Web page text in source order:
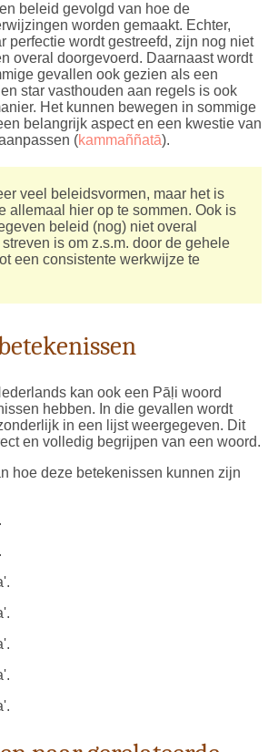
beleid gevolgd van hoe de
worden gemaakt. Echter,
perfectie wordt gestreefd, zijn nog niet
overal doorgevoerd. Daarnaast wordt
gevallen ook gezien als een
star vasthouden aan regels is ook
Het kunnen bewegen in sommige
belangrijk aspect en een kwestie van
(kammaññatā).
veel beleidsvormen, maar het is
allemaal hier op te sommen. Ook is
beleid (nog) niet overal
is om z.s.m. door de gehele
een consistente werkwijze te
kan ook een Pāḷi woord
hebben. In die gevallen wordt
in een lijst weergegeven. Dit
en volledig begrijpen van een woord.
hoe deze betekenissen kunnen zijn